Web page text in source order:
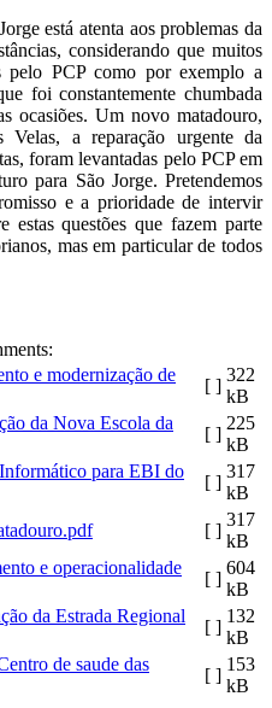
está atenta aos problemas da
considerando que muitos
pelo PCP como por exemplo a
foi constantemente chumbada
ocasiões. Um novo matadouro,
a reparação urgente da
foram levantadas pelo PCP em
para São Jorge. Pretendemos
e a prioridade de intervir
estas questões que fazem parte
mas em particular de todos
e modernização de
[ ]
322
kB
da Nova Escola da
[ ]
225
kB
para EBI do
[ ]
317
kB
[ ]
317
kB
e operacionalidade
[ ]
604
kB
da Estrada Regional
[ ]
132
kB
de saude das
[ ]
153
kB